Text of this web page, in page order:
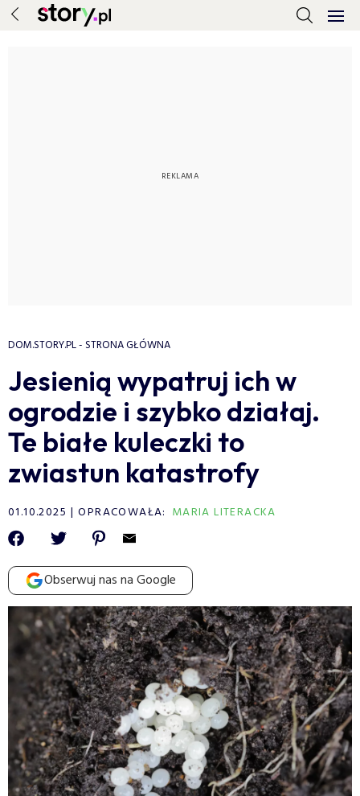
DOM.STORY.PL - STRONA GŁÓWNA
Jesienią wypatruj ich w
ogrodzie i szybko działaj.
Te białe kuleczki to
zwiastun katastrofy
01.10.2025 OPRACOWAŁA: MARIA LITERACKA
Obserwuj nas na Google